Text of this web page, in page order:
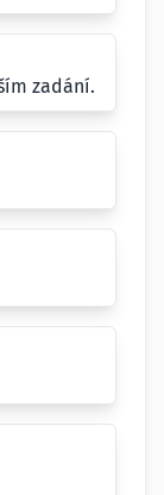
zadání.